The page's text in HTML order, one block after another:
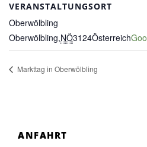
VERANSTALTUNGSORT
Oberwölbling
Oberwölbling,NÖ3124Österreich
Markttag in Oberwölbling
ANFAHRT